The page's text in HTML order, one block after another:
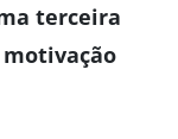
terceira